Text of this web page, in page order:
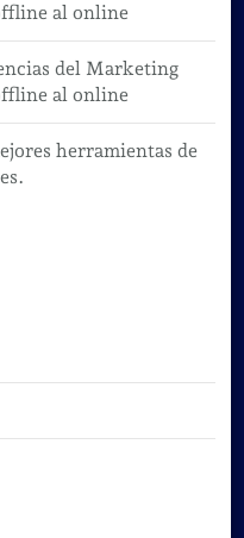
al online
del Marketing
al online
herramientas de